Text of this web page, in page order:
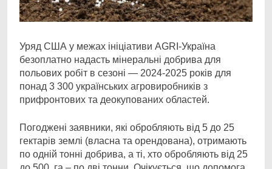
Уряд США у межах ініціативи AGRI-Україна
безоплатно надасть мінеральні добрива для
польових робіт в сезоні — 2024-2025 років для
понад 3 300 українських агровиробників з
прифронтових та деокупованих областей.
Погоджені заявники, які обробляють від 5 до 25
гектарів землі (власна та орендована), отримають
по одній тонні добрива, а ті, хто обробляють від 25